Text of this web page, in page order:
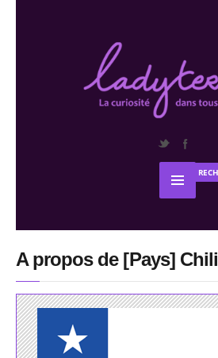
A propos de [Pays] Chili